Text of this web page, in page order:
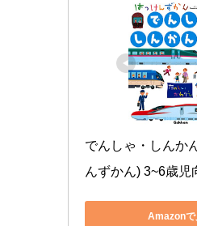
でんしゃ・しんか
んずかん) 3~6歳児
Amazonで